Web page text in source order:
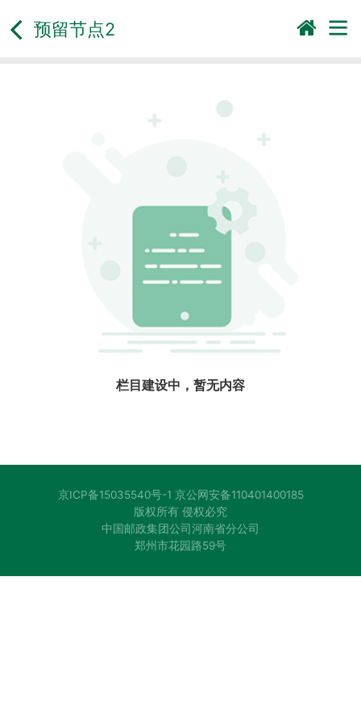
预留节点2
栏目建设中，暂无内容
京ICP备15035540号-1 京公网安备110401400185
版权所有 侵权必究
中国邮政集团公司河南省分公司
郑州市花园路59号